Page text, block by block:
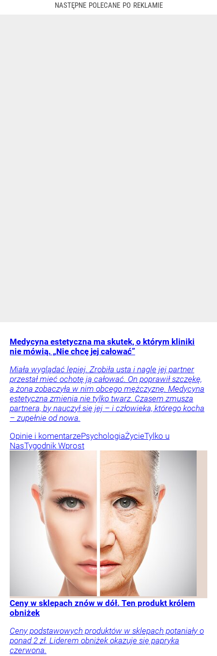
Medycyna estetyczna ma skutek, o którym kliniki
nie mówią. „Nie chcę jej całować”
Miała wyglądać lepiej. Zrobiła usta i nagle jej partner
przestał mieć ochotę ją całować. On poprawił szczękę,
a żona zobaczyła w nim obcego mężczyznę. Medycyna
estetyczna zmienia nie tylko twarz. Czasem zmusza
partnera, by nauczył się jej – i człowieka, którego kocha
– zupełnie od nowa.
Opinie i komentarzePsychologiaŻycieTylko u
NasTygodnik Wprost
Ceny w sklepach znów w dół. Ten produkt królem
obniżek
Ceny podstawowych produktów w sklepach potaniały o
ponad 2 zł. Liderem obniżek okazuje się papryka
czerwona.